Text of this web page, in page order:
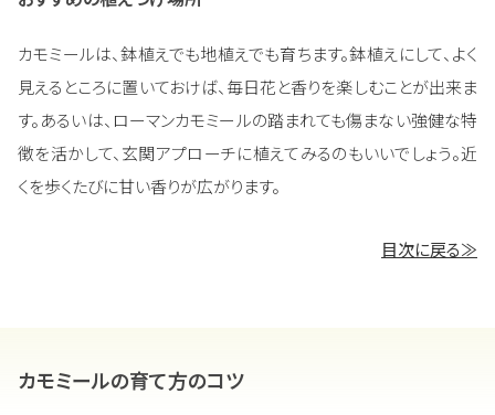
カモミールは、鉢植えでも地植えでも育ちます。鉢植えにして、よく
見えるところに置いておけば、毎日花と香りを楽しむことが出来ま
す。あるいは、ローマンカモミールの踏まれても傷まない強健な特
徴を活かして、玄関アプローチに植えてみるのもいいでしょう。近
くを歩くたびに甘い香りが広がります。
目次に戻る≫
カモミールの育て方のコツ